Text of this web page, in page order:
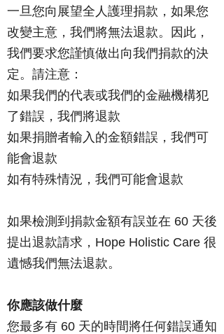
一旦您向展望全人護理捐款，如果您
改變主意，我們將無法退款。因此，
我們要求您謹慎做出向我們捐款的決
定。請注意：
如果我們的代表或我們的金融機構犯
了錯誤，我們將退款
如果捐贈者輸入的金額錯誤，我們可
能會退款
如有特殊情況，我們可能會退款
如果檢測到捐款金額有誤並在 60 天後
提出退款請求，Hope Holistic Care 很
遺憾我們無法退款。
你應該做什麼
您最多有 60 天的時間將任何錯誤通知